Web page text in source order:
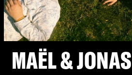
MAËL & JONAS